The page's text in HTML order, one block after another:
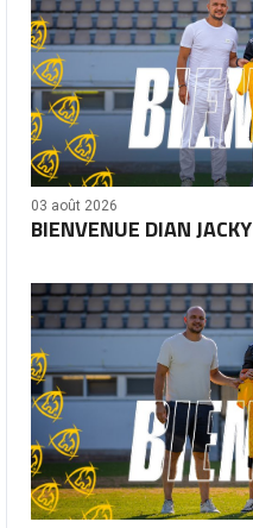
03 août 2026
BIENVENUE DIAN JACKY